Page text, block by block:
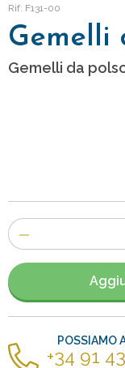
Rif: F131-00
Gemelli
Gemelli da
Numero
di
articoli
POSSIAMO
+34 91